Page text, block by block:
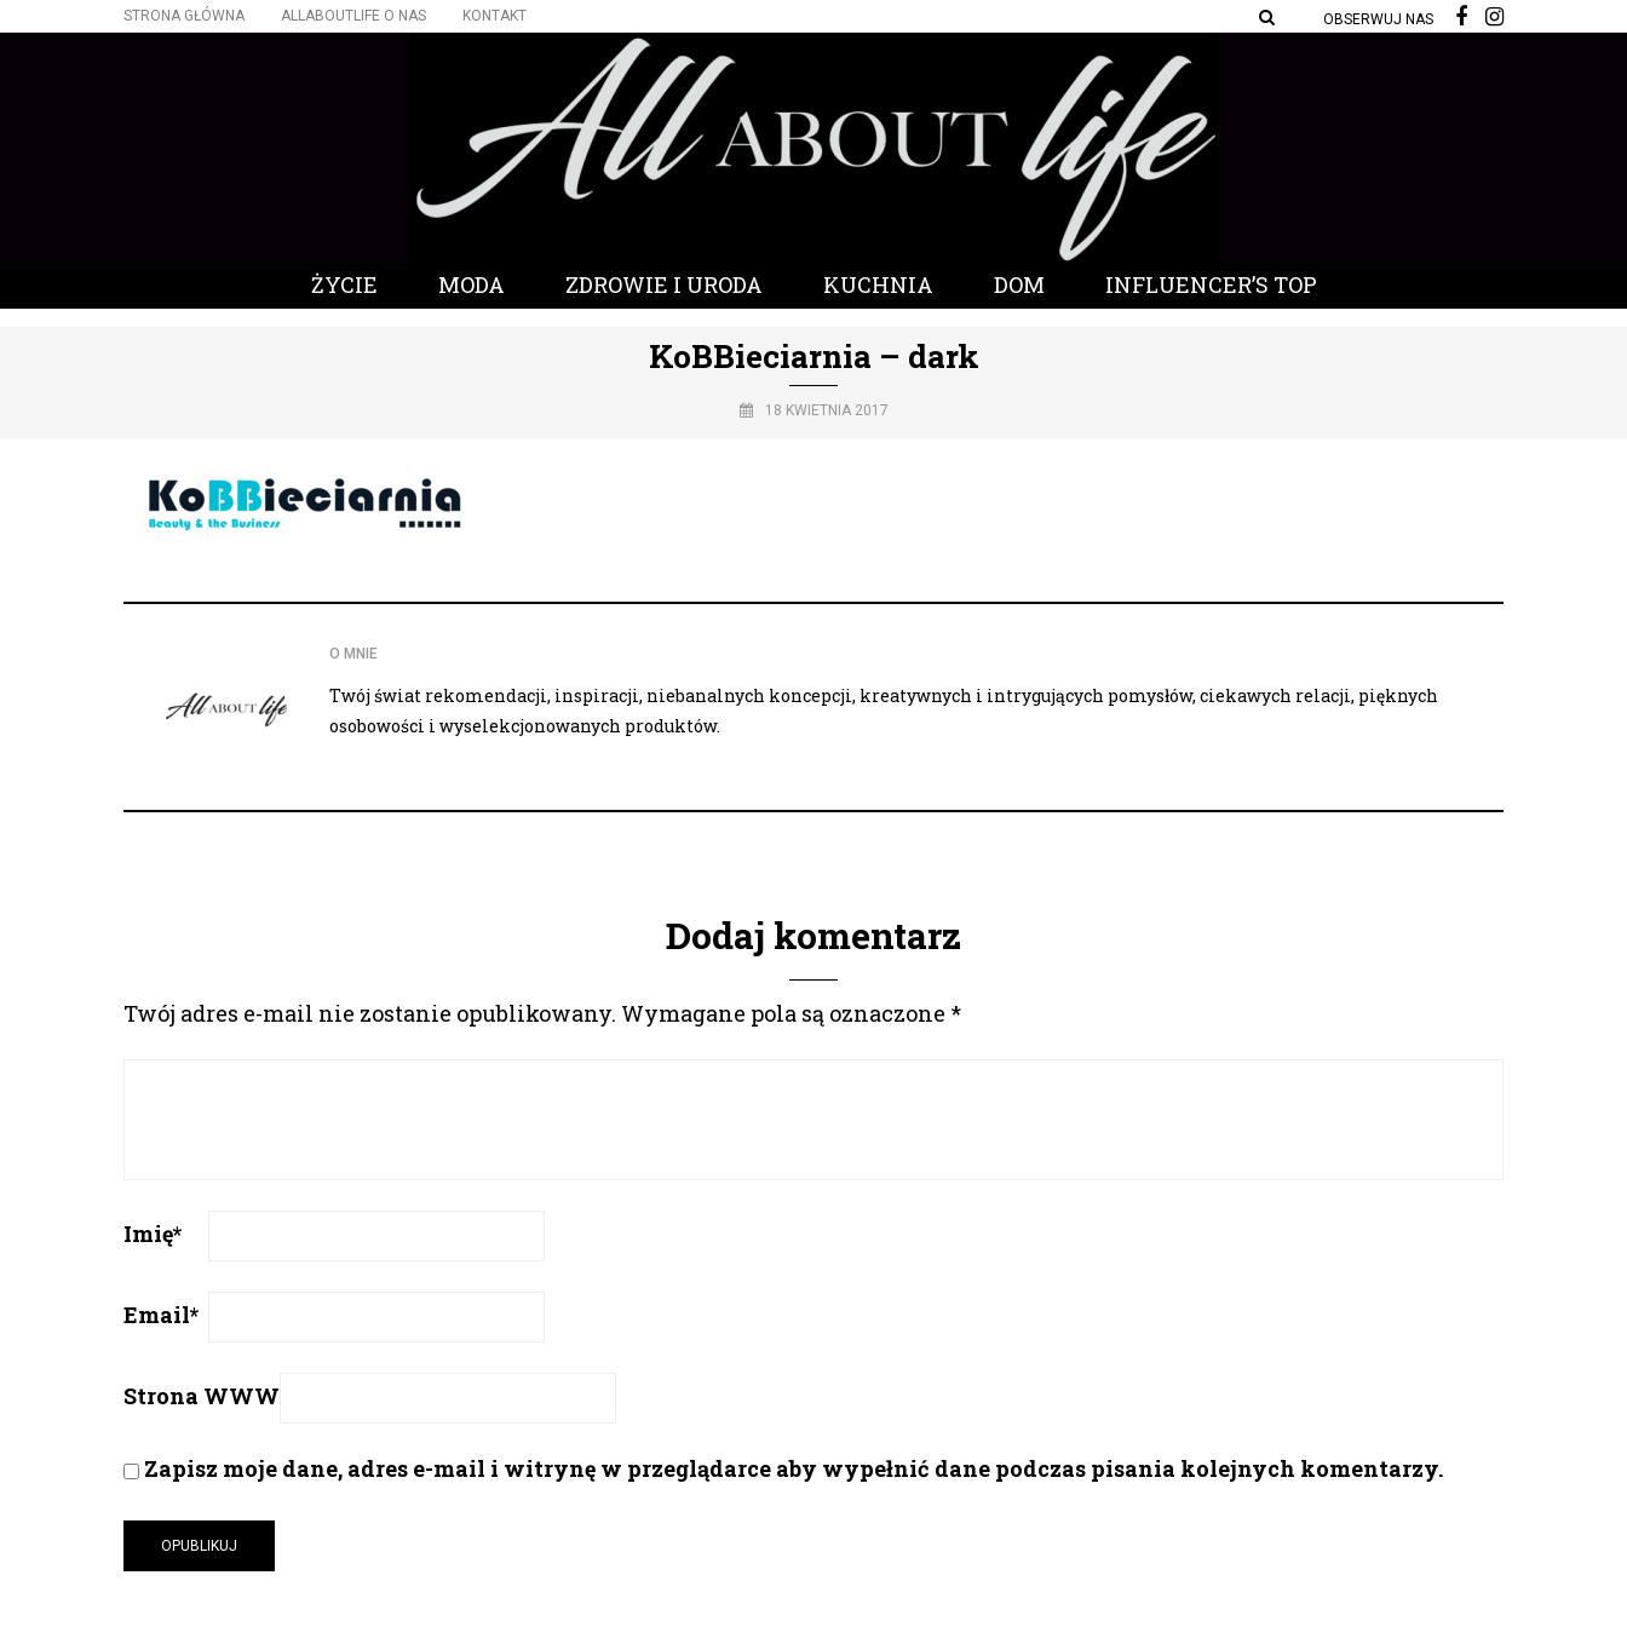
STRONA GŁÓWNA ALLABOUTLIFE O NAS KONTAKT OBSERWUJ NAS
ŻYCIE MODA ZDROWIE I URODA KUCHNIA DOM INFLUENCER’S TOP
KoBBieciarnia – dark
18 KWIETNIA 2017
O MNIE
Twój świat rekomendacji, inspiracji, niebanalnych koncepcji, kreatywnych i intrygujących pomysłów, ciekawych relacji, pięknych
osobowości i wyselekcjonowanych produktów.
Dodaj komentarz
Twój adres e-mail nie zostanie opublikowany. Wymagane pola są oznaczone *
Imię*
Email*
Strona WWW
Zapisz moje dane, adres e-mail i witrynę w przeglądarce aby wypełnić dane podczas pisania kolejnych komentarzy.